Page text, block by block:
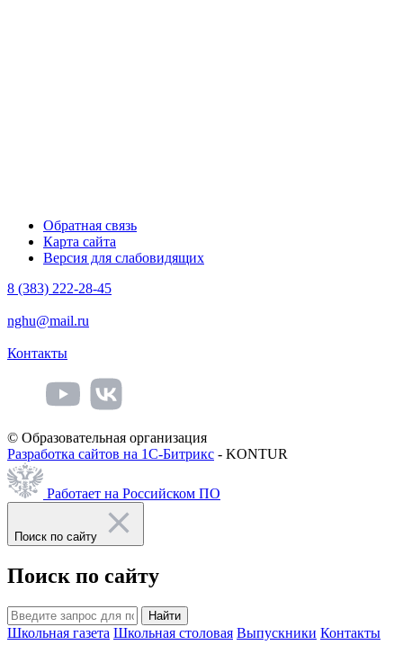
Обратная связь
Карта сайта
Версия для слабовидящих
8 (383) 222-28-45
nghu@mail.ru
Контакты
© Образовательная организация
Разработка сайтов на 1С-Битрикс - KONTUR
Работает на Российском ПО
Поиск по сайту
Поиск по сайту
Найти
Школьная газета Школьная столовая Выпускники Контакты